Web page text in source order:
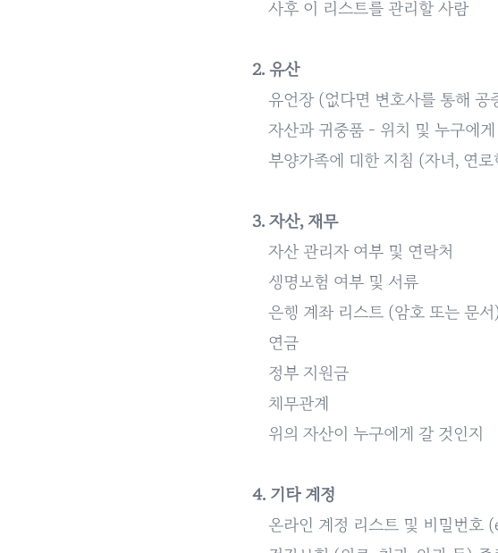
사후 이 리스트를 관리할 사람
2. 유산
유언장 (없다면 변호사를 통해 공
자산과 귀중품 - 위치 및 누구에게
부양가족에 대한 지침 (자녀, 연
3. 자산, 재무
자산 관리자 여부 및 연락처
생명보험 여부 및 서류
은행 계좌 리스트 (암호 또는 문서)
연금
정부 지원금
채무관계
위의 자산이 누구에게 갈 것인지
4. 기타 계정
온라인 계정 리스트 및 비밀번호